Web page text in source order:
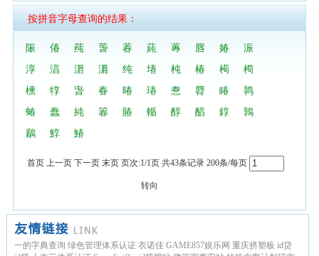
按拼音字母查询的结果：
陙 偆 莼 萅 萶 蒓 蓴 唇 媋
浱
淳
湻 滣 漘 纯 堾 杶 椿 槆
橁
櫄
犉 旾 春 暙 瑃 惷 脣 睶
鹑
蝽
蠢 純 箺 賰 輴 醇 醕 錞
鶉
鶞
鯙 鰆
首页 上一页 下一页 末页 页次:1/1页 共43条记录 200条/每页
转向
一的字典查询 绿色管理体系认证 衣诺佳 GAME857娱乐网 重庆挤塑板 id贷